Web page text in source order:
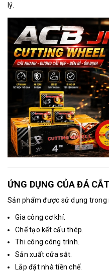
lý.
ỨNG DỤNG CỦA ĐÁ
Sản phẩm được sử dụng trong
Gia công cơ khí.
Chế tạo kết cấu thép.
Thi công công trình.
Sản xuất cửa sắt.
Lắp đặt nhà tiền chế.